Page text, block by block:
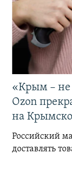
«Крым – не
Ozon
на
Российский
доставлять